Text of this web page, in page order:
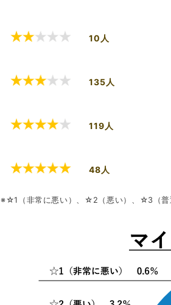
10人
135人
119人
48人
※☆1（非常に悪い）、☆2（悪い）、☆3（